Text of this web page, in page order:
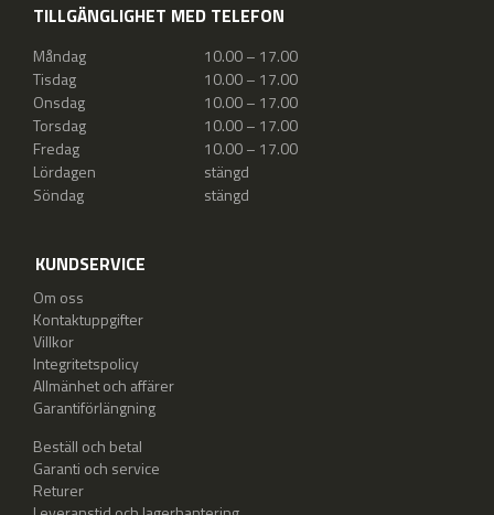
TILLGÄNGLIGHET MED TELEFON
Måndag
10.00 – 17.00
Tisdag
10.00 – 17.00
Onsdag
10.00 – 17.00
Torsdag
10.00 – 17.00
Fredag
10.00 – 17.00
Lördagen
stängd
Söndag
stängd
KUNDSERVICE
Om oss
Kontaktuppgifter
Villkor
Integritetspolicy
Allmänhet och affärer
Garantiförlängning
Beställ och betal
Garanti och service
Returer